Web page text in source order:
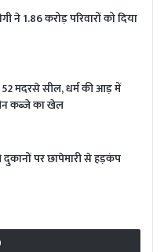
ने 1.86 करोड़ परिवारों को दिया
52 मदरसे सील, धर्म की आड़ में
कब्जे का खेल
दुकानों पर छापेमारी से हड़कंप